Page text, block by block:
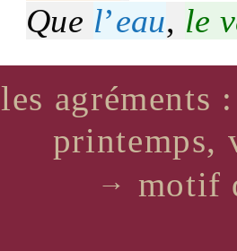
Que l’eau, le
les agréments
printemps,
→ motif